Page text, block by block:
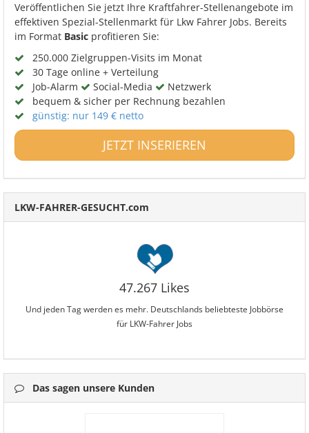
Veröffentlichen Sie jetzt Ihre Kraftfahrer-Stellenangebote im
effektiven Spezial-Stellenmarkt für Lkw Fahrer Jobs. Bereits
im Format Basic profitieren Sie:
250.000 Zielgruppen-Visits im Monat
30 Tage online + Verteilung
Job-Alarm
Social-Media
Netzwerk
bequem & sicher per Rechnung bezahlen
günstig: nur 149 € netto
JETZT INSERIEREN
LKW-FAHRER-GESUCHT.com
47.267 Likes
Und jeden Tag werden es mehr. Deutschlands beliebteste Jobbörse
für LKW-Fahrer Jobs
Das sagen unsere Kunden